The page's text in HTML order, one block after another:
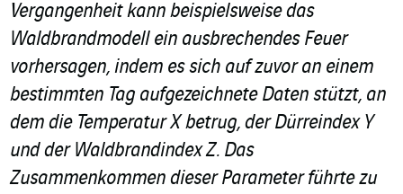
Vergangenheit kann beispielsweise das
Waldbrandmodell ein ausbrechendes Feuer
vorhersagen, indem es sich auf zuvor an einem
bestimmten Tag aufgezeichnete Daten stützt, an
dem die Temperatur X betrug, der Dürreindex Y
und der Waldbrandindex Z. Das
Zusammenkommen dieser Parameter führte zu